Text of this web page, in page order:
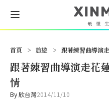
首頁 > 旅遊 > 跟著練習曲導演
跟著練習曲導演走花
情
By欣台灣2014/11/10